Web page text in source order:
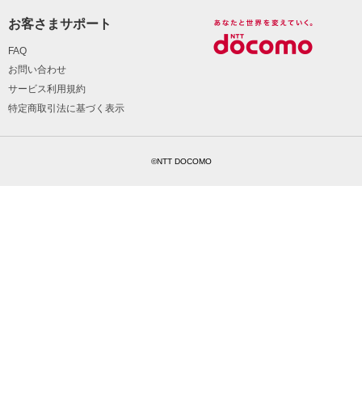
お客さまサポート
FAQ
お問い合わせ
サービス利用規約
特定商取引法に基づく表示
©NTT DOCOMO